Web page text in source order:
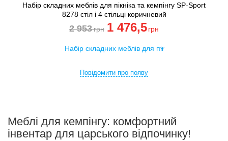
Набір складних меблів для пікніка та кемпінгу SP-Sport
8278 стіл і 4 стільці коричневий
2 953грн 1 476,5 грн
Повідомити про появу
Меблі для кемпінгу: комфортний
інвентар для царського відпочинку!